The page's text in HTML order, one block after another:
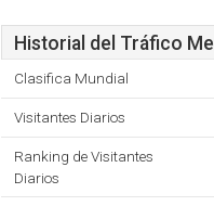
Historial del Tráfico
Clasifica Mundial
Visitantes Diarios
Ranking de Visitantes
Diarios